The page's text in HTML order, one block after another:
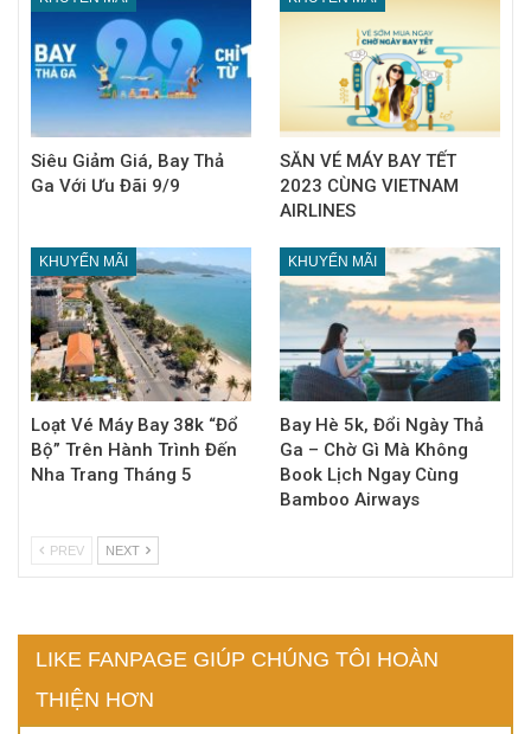
Siêu Giảm Giá, Bay Thả
Ga Với Ưu Đãi 9/9
SĂN VÉ MÁY BAY TẾT
2023 CÙNG VIETNAM
AIRLINES
KHUYẾN MÃI
Loạt Vé Máy Bay 38k “Đổ
Bộ” Trên Hành Trình Đến
Nha Trang Tháng 5
KHUYẾN MÃI
Bay Hè 5k, Đổi Ngày Thả
Ga – Chờ Gì Mà Không
Book Lịch Ngay Cùng
Bamboo Airways
PREV NEXT
LIKE FANPAGE GIÚP CHÚNG TÔI HOÀN
THIỆN HƠN